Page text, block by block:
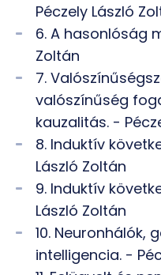
Péczely László
6. A hasonlóság
Zoltán
7.
valószínűség
kauzalitás. -
8. Induktív
László Zoltán
9. Induktív
László Zoltán
10. Neuronhálók,
intelligencia. -